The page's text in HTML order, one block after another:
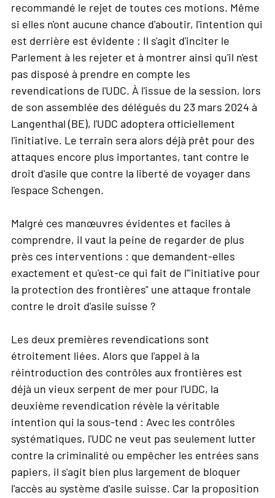
recommandé le rejet de toutes ces motions. Même
si elles n'ont aucune chance d'aboutir, l'intention qui
est derrière est évidente : Il s'agit d'inciter le
Parlement à les rejeter et à montrer ainsi qu'il n'est
pas disposé à prendre en compte les
revendications de l'UDC. À l'issue de la session, lors
de son assemblée des délégués du 23 mars 2024 à
Langenthal (BE), l'UDC adoptera officiellement
l'initiative. Le terrain sera alors déjà prêt pour des
attaques encore plus importantes, tant contre le
droit d'asile que contre la liberté de voyager dans
l'espace Schengen.
Malgré ces manœuvres évidentes et faciles à
comprendre, il vaut la peine de regarder de plus
près ces interventions : que demandent-elles
exactement et qu'est-ce qui fait de l'"initiative pour
la protection des frontières" une attaque frontale
contre le droit d'asile suisse ?
Les deux premières revendications sont
étroitement liées. Alors que l'appel à la
réintroduction des contrôles aux frontières est
déjà un vieux serpent de mer pour l'UDC, la
deuxième revendication révèle la véritable
intention qui la sous-tend : Avec les contrôles
systématiques, l'UDC ne veut pas seulement lutter
contre la criminalité ou empêcher les entrées sans
papiers, il s'agit bien plus largement de bloquer
l'accès au système d'asile suisse. Car la proposition